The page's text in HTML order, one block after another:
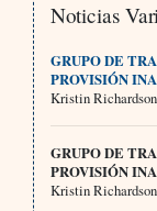
Noticias
GRUPO DE
PROVISIÓN
Kristin
GRUPO DE
PROVISIÓN
Kristin